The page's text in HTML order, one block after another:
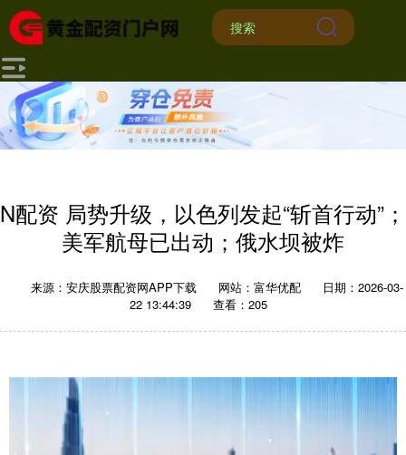
N配资 局势升级，以色列发起“斩首行动”；
美军航母已出动；俄水坝被炸
来源：安庆股票配资网APP下载 网站：富华优配
日期：2026-03-
22 13:44:39
查看：205